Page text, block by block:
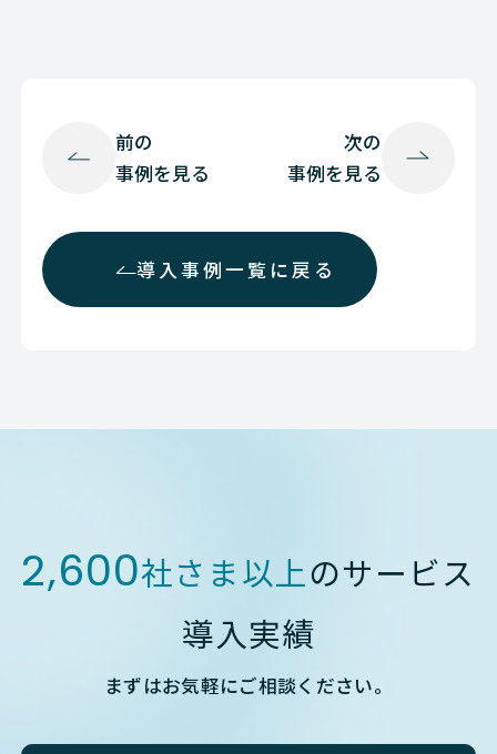
前の
事例を見る
導入事例一覧に戻る
次の
事例を見る
2,600社さま以上のサービス
導入実績
まずはお気軽にご相談ください。